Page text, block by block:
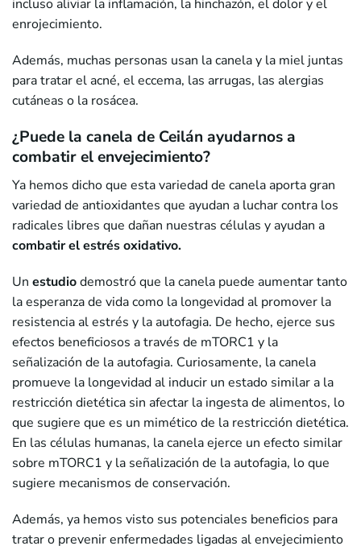
incluso aliviar la inflamación, la hinchazón, el dolor y el
enrojecimiento.
Además, muchas personas usan la canela y la miel juntas
para tratar el acné, el eccema, las arrugas, las alergias
cutáneas o la rosácea.
¿Puede la canela de Ceilán ayudarnos a
combatir el envejecimiento?
Ya hemos dicho que esta variedad de canela aporta gran
variedad de antioxidantes que ayudan a luchar contra los
radicales libres que dañan nuestras células y ayudan a
combatir el estrés oxidativo.
Un estudiodemostró que la canela puede aumentar tanto
la esperanza de vida como la longevidad al promover la
resistencia al estrés y la autofagia. De hecho, ejerce sus
efectos beneficiosos a través de mTORC1 y la
señalización de la autofagia. Curiosamente, la canela
promueve la longevidad al inducir un estado similar a la
restricción dietética sin afectar la ingesta de alimentos, lo
que sugiere que es un mimético de la restricción dietética.
En las células humanas, la canela ejerce un efecto similar
sobre mTORC1 y la señalización de la autofagia, lo que
sugiere mecanismos de conservación.
Además, ya hemos visto sus potenciales beneficios para
tratar o prevenir enfermedades ligadas al envejecimiento